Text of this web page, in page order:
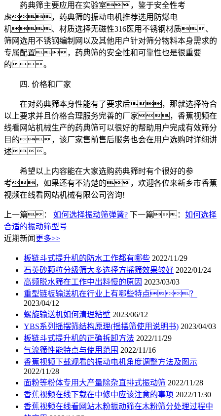
药典筛主要应用在实验室，鉴于安全性考
虑，药典筛的振动电机推荐选用防爆电
机、材质选择无磁性316医用不锈钢材质、
筛网选用不锈钢编制网以及其他用户针对筛分物料本身需求的
专属配置，药典筛的安全性和可靠性也是很重要
的。
四. 价格和厂家
在对药典筛本身性能有了要求后，那就选择符合
以上要求并且价格合理服务完善的厂家，香蕉视频在
线看网站机械生产的药典筛可以很好的帮助用户完成有效筛分
目的，该厂家售前售后服务也会在用户选购时详细讲
述。
希望以上内容能在大家选购药典筛时有个很好的参
考，如果还有不清楚的，欢迎各位来新乡市香蕉
视频在线看网站机械有限公司咨询!
上一篇： 如何选择振动筛弹簧? 下一篇： 如何选择
合适的振动筛型号
近期新闻 更多>>
板链斗式提升机的防水工作都有哪些 2022/11/29
石英砂颗粒分级筛大多选择方摇筛效果较好 2022/01/24
高频脱水筛在工作中出料慢的原因 2023/03/03
重型链板输送机在行业上有哪些特点？
2023/04/12
螺旋输送机如何清理粘壁 2023/06/12
YBS系列摇摆筛结构原理(摇摆筛使用说明书) 2023/04/03
板链斗式提升机的正确拆卸方法 2022/11/29
气流筛性能特点与使用范围 2022/11/16
香蕉视频下载观看的振动电机角度调整方法及图示
2022/11/28
面粉等粉体专用大产量除杂直排式振动筛 2022/11/28
香蕉视频在线下载在中修中应该注意的事项 2022/11/30
香蕉视频在线看网站木粉振动筛在木粉筛分处理过程中